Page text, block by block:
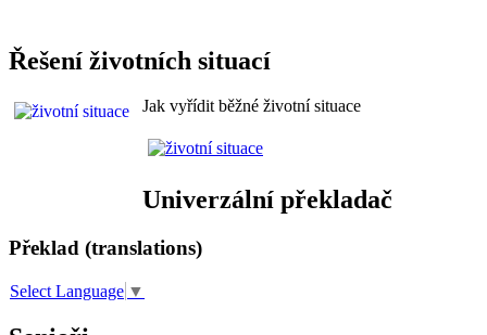
Řešení životních situací
Jak vyřídit běžné životní situace
Univerzální překladač
Překlad (translations)
Select Language ▼